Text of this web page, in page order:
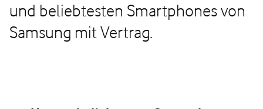
und beliebtesten Smartphones von
Samsung mit Vertrag.